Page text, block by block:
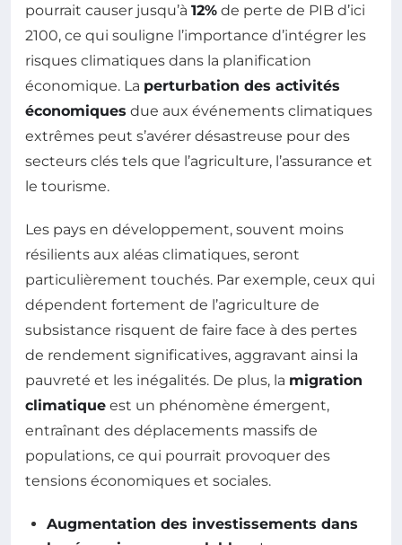
pourrait causer jusqu’à 12% de perte de PIB d’ici
2100, ce qui souligne l’importance d’intégrer les
risques climatiques dans la planification
économique. La perturbation des activités
économiques due aux événements climatiques
extrêmes peut s’avérer désastreuse pour des
secteurs clés tels que l’agriculture, l’assurance et
le tourisme.
Les pays en développement, souvent moins
résilients aux aléas climatiques, seront
particulièrement touchés. Par exemple, ceux qui
dépendent fortement de l’agriculture de
subsistance risquent de faire face à des pertes
de rendement significatives, aggravant ainsi la
pauvreté et les inégalités. De plus, la migration
climatique est un phénomène émergent,
entraînant des déplacements massifs de
populations, ce qui pourrait provoquer des
tensions économiques et sociales.
Augmentation des investissements dans